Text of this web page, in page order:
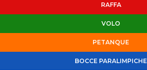
RAFFA
VOLO
PETANQUE
BOCCE PARALIMPICHE